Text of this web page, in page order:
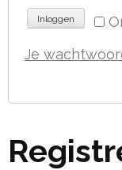
Inloggen
Je